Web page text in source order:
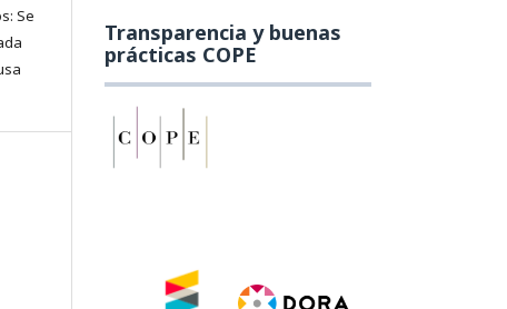
Se
Transparencia y buenas
prácticas COPE